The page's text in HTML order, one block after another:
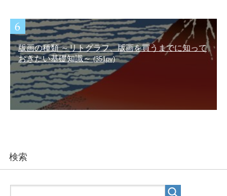
版画の種類 ～リトグラフ、版画を買うまでに知って
おきたい基礎知識～(351pv)
検索